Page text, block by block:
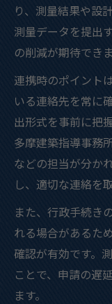
行政基準
町田市基
法
建築測量
える
プロジェク
建築測量
左右
町田市に
望
多摩建築
術
建築測量
り、測量結果や設
測量データを提出
の削減が期待できま
連携時のポイント
いる連絡先を常に
出形式を事前に把
多摩建築指導事務
などの担当が分か
し、適切な連絡を
また、行政手続き
れる場合があるた
確認が有効です。
ことで、申請の遅
ます。